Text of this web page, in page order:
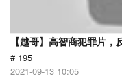
【越哥】高智商犯罪片
# 195
2021-09-13 10:05